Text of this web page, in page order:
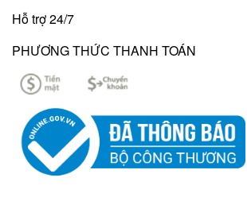
Hỗ trợ 24/7
PHƯƠNG THỨC THANH TOÁN